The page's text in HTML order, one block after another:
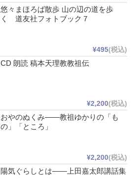
悠々まほろば散歩 山の辺の道を歩
く 道友社フォトブック７
¥495(税込)
CD 朗読 稿本天理教教祖伝
¥2,200(税込)
おやのぬくみ――教祖ゆかりの「も
の」「ところ」
¥2,200(税込)
陽気ぐらしとは――上田嘉太郎講話集